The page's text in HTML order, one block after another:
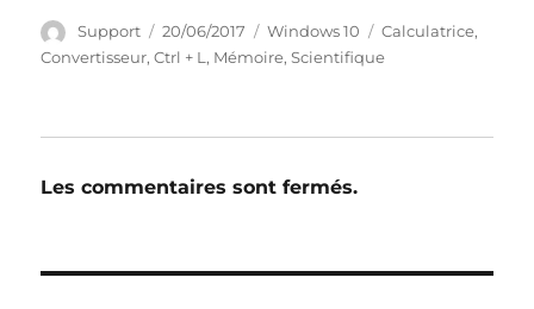
Auteur
Support
Publié
le
20/06/2017 Catégories
Windows 10 Étiquettes
Calculatrice,
Convertisseur,Ctrl + L , Mémoire,Scientifique
Les commentaires sont fermés.